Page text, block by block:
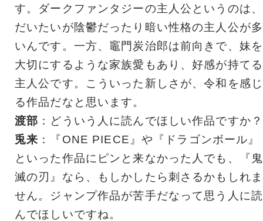
す。ダークファンタジーの主人公というのは、
だいたいが陰鬱だったり暗い性格の主人公が多
いんです。一方、竈門炭治郎は前向きで、妹を
大切にするような家族愛もあり、好感が持てる
主人公です。こういった新しさが、令和を感じ
る作品だなと思います。
渡部 ：どういう人に読んでほしい作品ですか？
兎来 ：『ONE PIECE』や『ドラゴンボール』
といった作品にピンと来なかった人でも、『鬼
滅の刃』なら、もしかしたら刺さるかもしれま
せん。ジャンプ作品が苦手だなって思う人に読
んでほしいですね。